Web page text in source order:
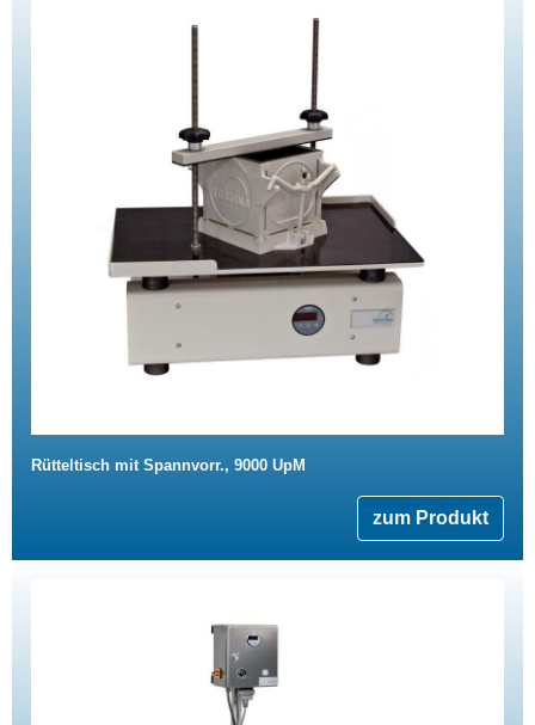
Rütteltisch mit Spannvorr., 9000 UpM
zum Produkt